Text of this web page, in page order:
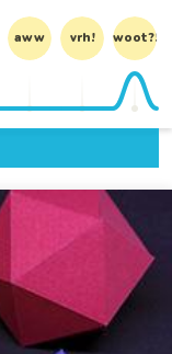
aww vrh! woot?!